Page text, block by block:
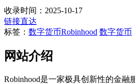
收录时间：2025-10-17
链接直达
标签： 数字货币Robinhood 数字货币
网站介绍
Robinhood是一家极具创新性的金融